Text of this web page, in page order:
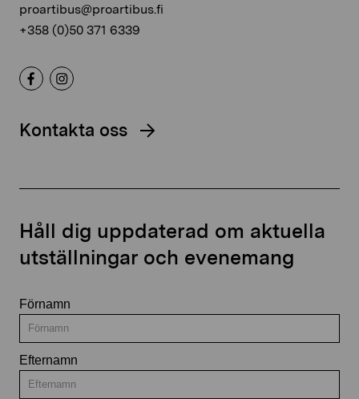
proartibus@proartibus.fi
+358 (0)50 371 6339
Kontakta oss
Håll dig uppdaterad om aktuella
utställningar och evenemang
Förnamn
Efternamn